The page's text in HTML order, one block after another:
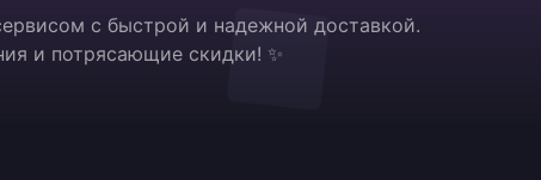
с быстрой и надежной доставкой.
и потрясающие скидки! ✨